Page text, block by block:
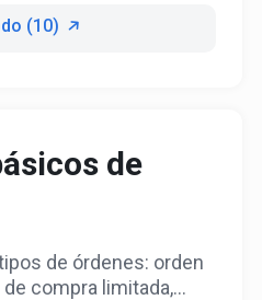
(10)
de
de órdenes: orden
compra limitada,